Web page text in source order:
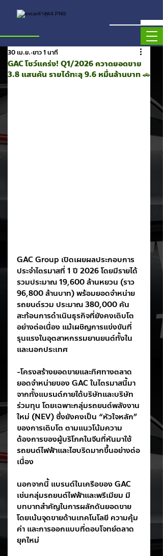
GAC โชว์แกร่ง! Q1/2026 กวาดยอดขาย
3.8 แสนคัน รายได้ทะลุ 9.6 หมื่นล้านบาท 🚗
30 เม.ย. ยาว 1 นาที
GAC Group เปิดเผยผลประกอบการ
ประจำไตรมาสที่ 1 ปี 2026 โดยมีรายได้
รวมประมาณ 19,600 ล้านหยวน (ราว
96,800 ล้านบาท) พร้อมยอดจำหน่าย
รถยนต์รวม ประมาณ 380,000 คัน
สะท้อนการดำเนินธุรกิจที่ยังคงเติบโต
อย่างต่อเนื่อง แม้เผชิญการแข่งขันที่
รุนแรงในอุตสาหกรรมยานยนต์ทั้งใน
และนอกประเทศ
-โครงสร้างยอดขายและทิศทางตลาด
ยอดจำหน่ายของ GAC ในไตรมาสนี้มา
จากทั้งแบรนด์ภายใต้บริษัทและบริษัท
ร่วมทุน โดยเฉพาะกลุ่มรถยนต์พลังงาน
ใหม่ (NEV) ซึ่งยังคงเป็น “หัวใจหลัก”
ของการเติบโต ตามแนวโน้มความ
ต้องการของผู้บริโภคในจีนที่หันมาใช้
รถยนต์ไฟฟ้าและไฮบริดมากขึ้นอย่างต่อ
เนื่อง
นอกจากนี้ แบรนด์ในเครือของ GAC
เช่นกลุ่มรถยนต์ไฟฟ้าและพรีเมียม มี
บทบาทสำคัญในการผลักดันยอดขาย
โดยเน้นจุดขายด้านเทคโนโลยี ความคุ้ม
ค่า และการออกแบบที่ตอบโจทย์ตลาด
ยุคใหม่